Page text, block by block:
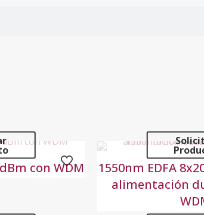
con WDM
1550nm EDFA
alimentación